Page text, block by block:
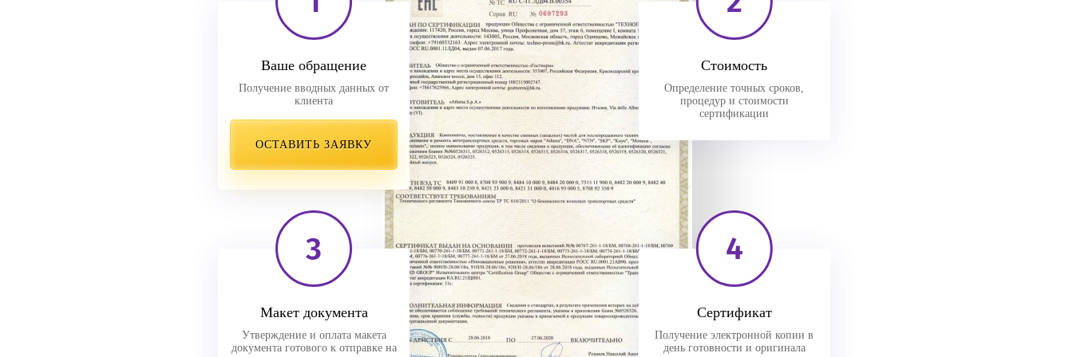
Ваше обращение
Получение вводных данных от
клиента
ОСТАВИТЬ ЗАЯВКУ
Стоимость
Определение точных сроков,
процедур и стоимости
сертификации
3
Макет документа
Утверждение и оплата макета
документа готового к отправке на
4
Сертификат
Получение электронной копии в
день готовности и оригинала